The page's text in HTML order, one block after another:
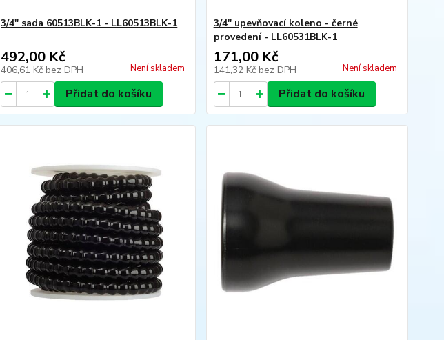
3/4" sada 60513BLK-1 - LL60513BLK-1
492,00 Kč
406,61 Kč bez DPH Není skladem
Přidat do košíku
3/4" upevňovací koleno - černé
provedení - LL60531BLK-1
171,00 Kč
141,32 Kč bez DPH Není skladem
Přidat do košíku